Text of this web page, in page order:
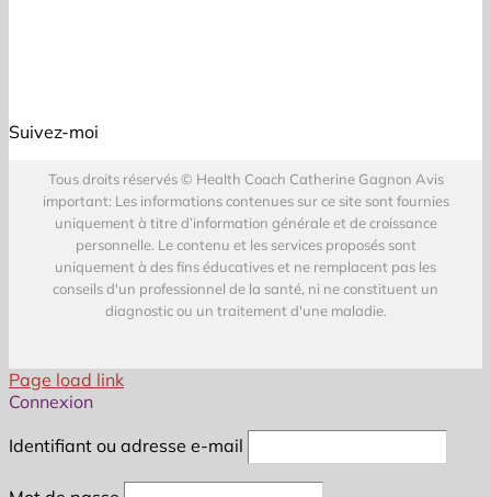
Suivez-moi
Tous droits réservés © Health Coach Catherine Gagnon Avis
important: Les informations contenues sur ce site sont fournies
uniquement à titre d’information générale et de croissance
personnelle. Le contenu et les services proposés sont
uniquement à des fins éducatives et ne remplacent pas les
conseils d'un professionnel de la santé, ni ne constituent un
diagnostic ou un traitement d'une maladie.
Page load link
Connexion
Identifiant ou adresse e-mail